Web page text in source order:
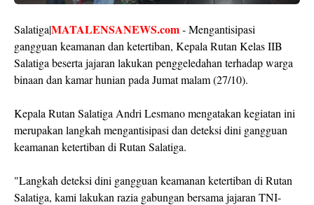
Salatiga|MATALENSANEWS.com- Mengantisipasi
gangguan keamanan dan ketertiban, Kepala Rutan Kelas IIB
Salatiga beserta jajaran lakukan penggeledahan terhadap warga
binaan dan kamar hunian pada Jumat malam (27/10).
Kepala Rutan Salatiga Andri Lesmano mengatakan kegiatan ini
merupakan langkah mengantisipasi dan deteksi dini gangguan
keamanan ketertiban di Rutan Salatiga.
"Langkah deteksi dini gangguan keamanan ketertiban di Rutan
Salatiga, kami lakukan razia gabungan bersama jajaran TNI-